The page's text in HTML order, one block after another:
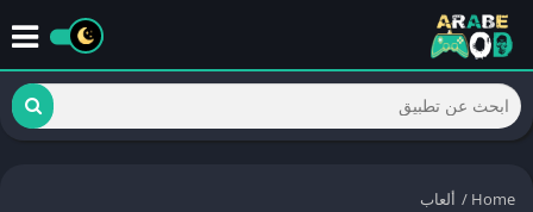
Home
/ ألعاب